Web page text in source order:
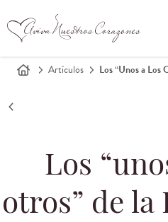
Artículos Los “Unos a Los
Los
otros” de